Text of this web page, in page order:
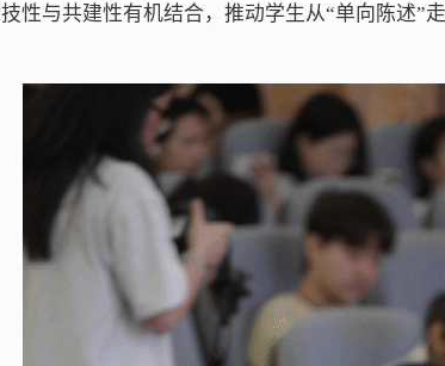
性与共建性有机结合，推动学生从“单向陈述”